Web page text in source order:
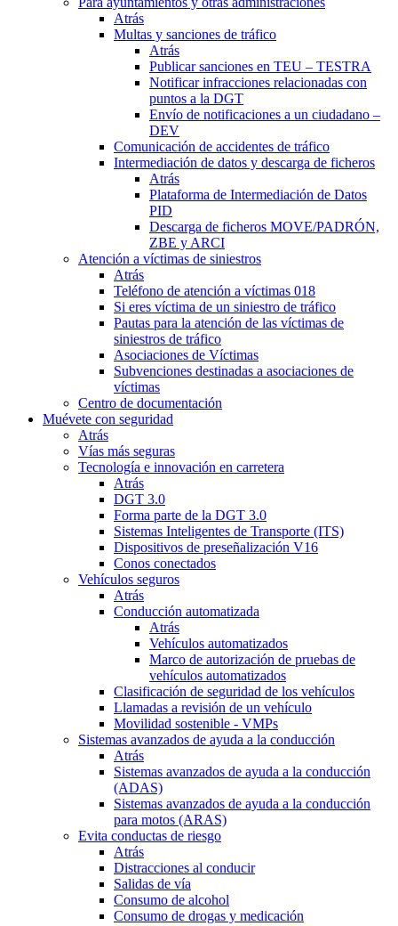
Atrás
Multas y sanciones de tráfico
Atrás
Publicar sanciones en TEU – TESTRA
Notificar infracciones relacionadas con
puntos a la DGT
Envío de notificaciones a un ciudadano –
DEV
Comunicación de accidentes de tráfico
Intermediación de datos y descarga de ficheros
Atrás
Plataforma de Intermediación de Datos
PID
Descarga de ficheros MOVE/PADRÓN,
ZBE y ARCI
Atención a víctimas de siniestros
Atrás
Teléfono de atención a víctimas 018
Si eres víctima de un siniestro de tráfico
Pautas para la atención de las víctimas de
siniestros de tráfico
Asociaciones de Víctimas
Subvenciones destinadas a asociaciones de
víctimas
Centro de documentación
Muévete con seguridad
Atrás
Vías más seguras
Tecnología e innovación en carretera
Atrás
DGT 3.0
Forma parte de la DGT 3.0
Sistemas Inteligentes de Transporte (ITS)
Dispositivos de preseñalización V16
Conos conectados
Vehículos seguros
Atrás
Conducción automatizada
Atrás
Vehículos automatizados
Marco de autorización de pruebas de
vehículos automatizados
Clasificación de seguridad de los vehículos
Llamadas a revisión de un vehículo
Movilidad sostenible - VMPs
Sistemas avanzados de ayuda a la conducción
Atrás
Sistemas avanzados de ayuda a la conducción
(ADAS)
Sistemas avanzados de ayuda a la conducción
para motos (ARAS)
Evita conductas de riesgo
Atrás
Distracciones al conducir
Salidas de vía
Consumo de alcohol
Consumo de drogas y medicación